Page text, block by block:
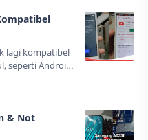
lagi kompatibel
seperti Android
Jika Anda
…
& Not